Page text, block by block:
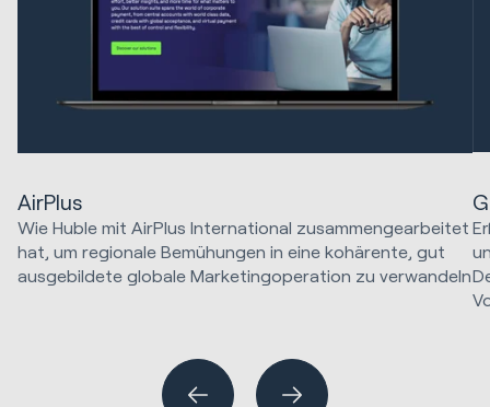
AirPlus
Wie Huble mit AirPlus International zusammengearbeitet
hat, um regionale Bemühungen in eine kohärente, gut
ausgebildete globale Marketingoperation zu verwandeln
Website Design & Entwicklung